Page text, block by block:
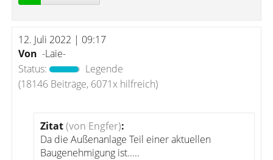
12. Juli 2022 | 09:17
Von -Laie-
Status:
Legende
(18146 Beiträge, 6071x hilfreich)
Zitat(von Engfer):
Da die Außenanlage Teil einer aktuellen
Baugenehmigung ist.....